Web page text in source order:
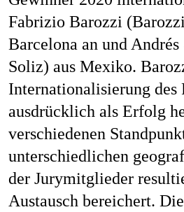
Fabrizio Barozzi
Barcelona an und
Soliz) aus Mexiko.
Internationalisierung des
ausdrücklich als Erfolg
verschiedenen
unterschiedlichen
der Jurymitglieder
Austausch bereichert.